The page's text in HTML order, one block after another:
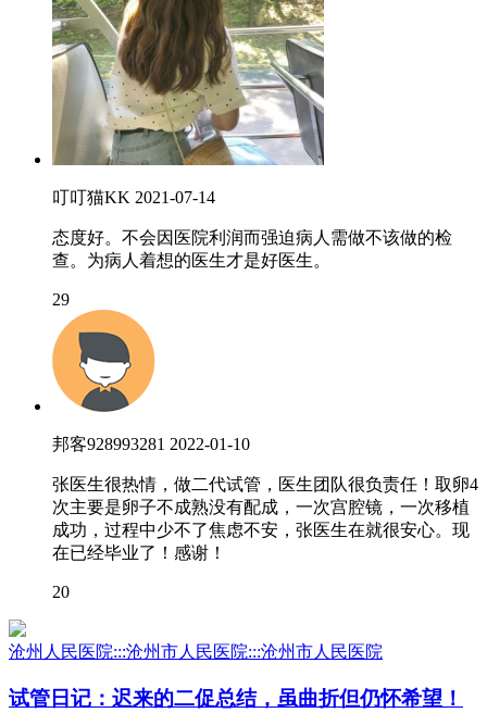
叮叮猫KK 2021-07-14
态度好。不会因医院利润而强迫病人需做不该做的检
查。为病人着想的医生才是好医生。
29
邦客928993281 2022-01-10
张医生很热情，做二代试管，医生团队很负责任！取卵4
次主要是卵子不成熟没有配成，一次宫腔镜，一次移植
成功，过程中少不了焦虑不安，张医生在就很安心。现
在已经毕业了！感谢！
20
沧州人民医院:::沧州市人民医院:::沧州市人民医院
试管日记：迟来的二促总结，虽曲折但仍怀希望！